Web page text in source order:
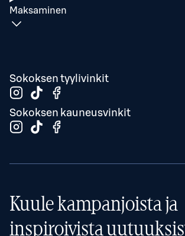
Maksaminen
Sokoksen tyylivinkit
Sokoksen kauneusvinkit
Kuule kampanjoista ja
inspiroivista